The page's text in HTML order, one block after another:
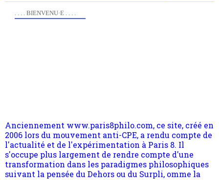
. . . . BIENVENU·E . . . .
s'occupe plus largement de rendre compte d'une
transformation dans les paradigmes philosophiques
suivant la pensée du Dehors ou du Surpli, omme la
nomme les métaphysiciens classique. Nous avons
quant à nous déjà basculé d'emblée dans la modernité
quantique, résolvant la plupart des impasses